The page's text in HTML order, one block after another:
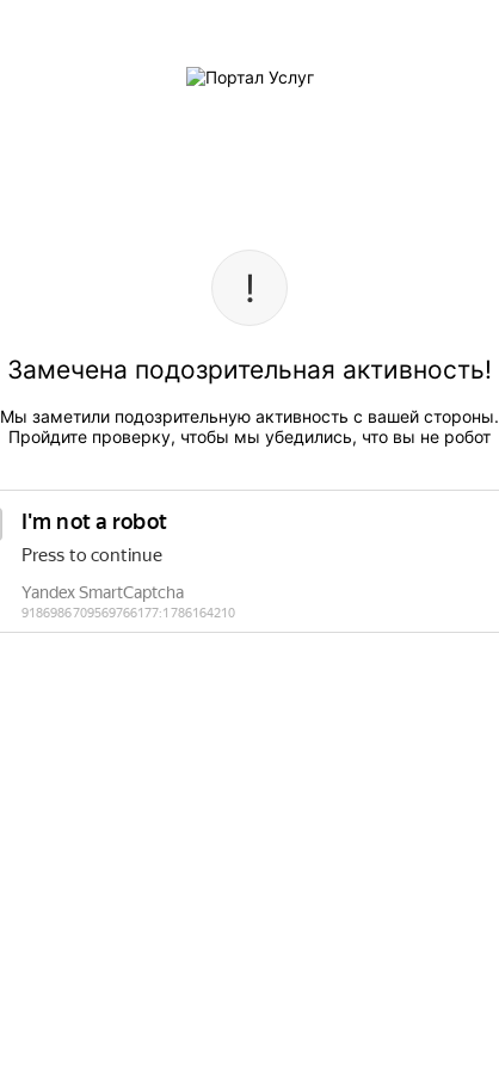
Замечена подозрительная активность!
Мы заметили подозрительную активность с вашей стороны.
Пройдите проверку, чтобы мы убедились, что вы не робот